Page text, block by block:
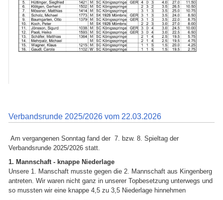
Verbandsrunde 2025/2026 vom 22.03.2026
Am vergangenen Sonntag fand der 7. bzw. 8. Spieltag der
Verbandsrunde 2025/2026 statt.
1. Mannschaft - knappe Niederlage
Unsere 1. Manschaft musste gegen die 2. Mannschaft aus Kingenberg
antreten. Wir waren nicht ganz in unserer Topbesetzung unterwegs und
so mussten wir eine knappe 4,5 zu 3,5 Niederlage hinnehmen